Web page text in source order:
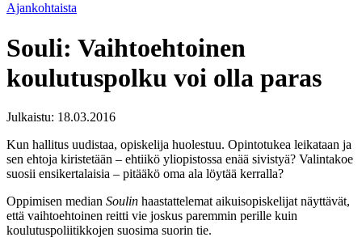
Ajankohtaista
Souli: Vaihtoehtoinen
koulutuspolku voi olla paras
Julkaistu: 18.03.2016
Kun hallitus uudistaa, opiskelija huolestuu. Opintotukea leikataan ja
sen ehtoja kiristetään – ehtiikö yliopistossa enää sivistyä? Valintakoe
suosii ensikertalaisia – pitääkö oma ala löytää kerralla?
Oppimisen median Soulin haastattelemat aikuisopiskelijat näyttävät,
että vaihtoehtoinen reitti vie joskus paremmin perille kuin
koulutuspoliitikkojen suosima suorin tie.